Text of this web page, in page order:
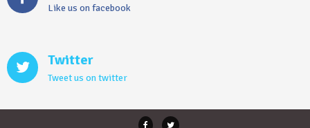
Like us on facebook
Twitter
Tweet us on twitter